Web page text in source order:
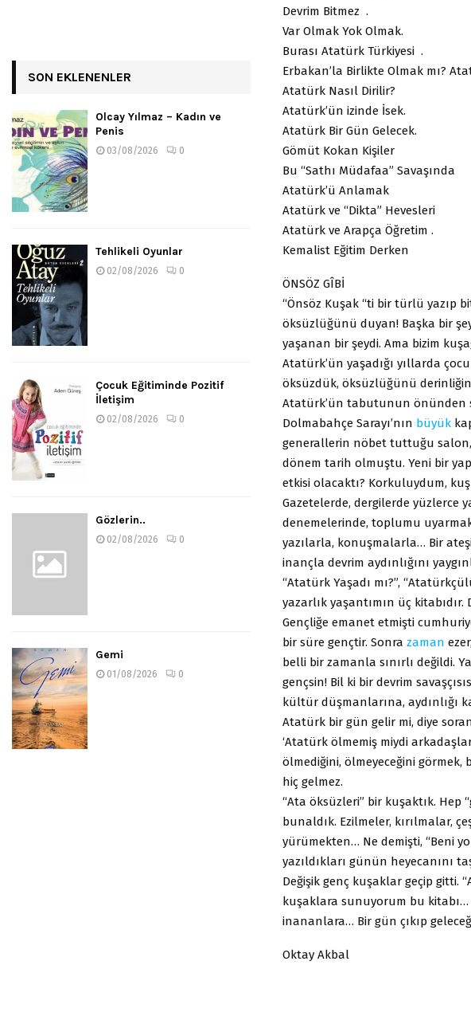
Devrim Bitmez .
Var Olmak Yok Olmak.
Burası Atatürk Türkiyesi .
Erbakan’la Birlikte Olmak mı?
Atatürk Nasıl Dirilir?
Atatürk’ün izinde İsek.
Atatürk Bir Gün Gelecek.
Gömüt Kokan Kişiler
Bu “Sathı Müdafaa” Savaşında
Atatürk’ü Anlamak
Atatürk ve “Dikta” Hevesleri
Atatürk ve Arapça Öğretim .
Kemalist Eğitim Derken
ÖNSÖZ GÎBİ
“Önsöz Kuşak “ti bir türlü yazıp
öksüzlüğünü duyan! Başka bir
yaşanan bir şeydi. Ama bizim
Atatürk’ün yaşadığı yıllarda
öksüzdük, öksüzlüğünü
Atatürk’ün tabutunun önünden
Dolmabahçe Sarayı’nın büyük
generallerin nöbet tuttuğu
dönem tarih olmuştu. Yeni bir
etkisi olacaktı? Korkuluydum,
Gazetelerde, dergilerde yüzlerce
denemelerinde, toplumu
yazılarla, konuşmalarla… Bir
inançla devrim aydınlığını
“Atatürk Yaşadı mı?”,
yazarlık yaşantımın üç
Gençliğe emanet etmişti
bir süre gençtir. Sonra zaman
belli bir zamanla sınırlı değildi.
gençsin! Bil ki bir devrim
kültür düşmanlarına, aydınlığı
Atatürk bir gün gelir mi, diye
‘Atatürk ölmemiş miydi
ölmediğini, ölmeyeceğini görmek,
hiç gelmez.
“Ata öksüzleri” bir kuşaktık. Hep
bunaldık. Ezilmeler, kırılmalar,
yürümekten… Ne demişti, “Beni
yazıldıkları günün heyecanını
Değişik genç kuşaklar geçip gitti.
kuşaklara sunuyorum bu kitabı…
inananlara… Bir gün çıkıp
Oktay Akbal
SON EKLENENLER
Olcay Yılmaz – Kadın ve
Penis
03/08/2026 0
Tehlikeli Oyunlar
02/08/2026 0
Çocuk Eğitiminde Pozitif
İletişim
02/08/2026 0
Gözlerin..
02/08/2026 0
Gemi
01/08/2026 0